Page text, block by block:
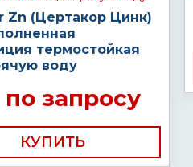
Zn (Цертакор Цинк)
термостойкая
воду
запросу
КУПИТЬ